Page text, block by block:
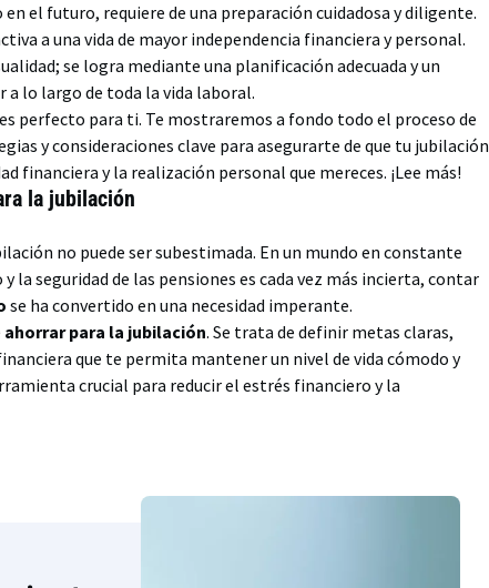
el futuro, requiere de una preparación cuidadosa y diligente.
a una vida de mayor independencia financiera y personal.
se logra mediante una planificación adecuada y un
a lo largo de toda la vida laboral.
perfecto para ti. Te mostraremos a fondo todo el proceso de
y consideraciones clave para asegurarte de que tu jubilación
financiera y la realización personal que mereces. ¡Lee más!
la jubilación
no puede ser subestimada. En un mundo en constante
la seguridad de las pensiones es cada vez más incierta, contar
se ha convertido en una necesidad imperante.
ahorrar para la jubilación. Se trata de definir metas claras,
que te permita mantener un nivel de vida cómodo y
crucial para reducir el estrés financiero y la